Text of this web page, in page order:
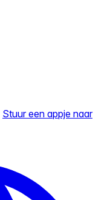
Stuur een appje naar